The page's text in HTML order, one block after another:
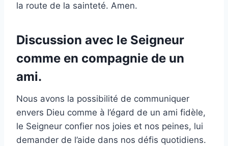
la route de la sainteté. Amen.
Discussion avec le Seigneur
comme en compagnie de un
ami.
Nous avons la possibilité de communiquer
envers Dieu comme à l’égard de un ami fidèle,
le Seigneur confier nos joies et nos peines, lui
demander de l’aide dans nos défis quotidiens.